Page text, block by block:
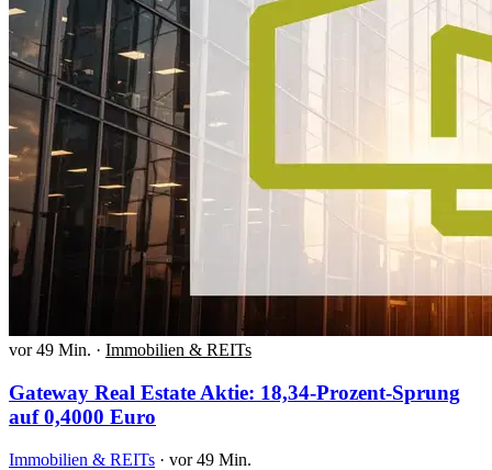
vor 49 Min. · Immobilien & REITs
Gateway Real Estate Aktie: 18,34-Prozent-Sprung
auf 0,4000 Euro
Immobilien & REITs · vor 49 Min.